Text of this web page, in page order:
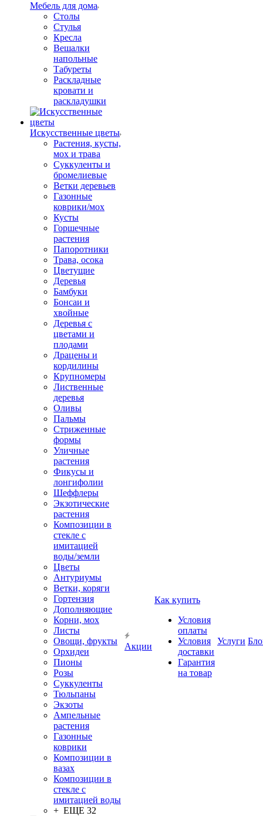
Мебель для дома
Столы
Стулья
Кресла
Вешалки
напольные
Табуреты
Раскладные
кровати и
раскладушки
Искусственные цветы
Растения, кусты,
мох и трава
Суккуленты и
бромелиевые
Ветки деревьев
Газонные
коврики/мох
Кусты
Горшечные
растения
Папоротники
Трава, осока
Цветущие
Деревья
Бамбуки
Бонсаи и
хвойные
Деревья с
цветами и
плодами
Драцены и
кордилины
Крупномеры
Лиственные
деревья
Оливы
Пальмы
Стриженные
формы
Уличные
растения
Фикусы и
лонгифолии
Шеффлеры
Экзотические
растения
Композиции в
стекле с
имитацией
воды/земли
Цветы
Антуриумы
Ветки, коряги
Гортензия
Дополняющие
Корни, мох
Листы
Овощи, фрукты
Орхидеи
Пионы
Розы
Суккуленты
Тюльпаны
Экзоты
Ампельные
растения
Газонные
коврики
Композиции в
вазах
Композиции в
стекле с
имитацией воды
+ ЕЩЕ 32
Акции
Как купить
Условия
оплаты
Условия
доставки
Гарантия
на товар
Услуги